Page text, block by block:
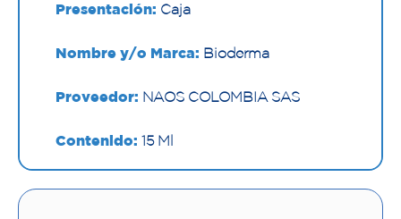
Presentación: Caja
Nombre y/o Marca: Bioderma
Proveedor: NAOS COLOMBIA SAS
Contenido: 15 Ml